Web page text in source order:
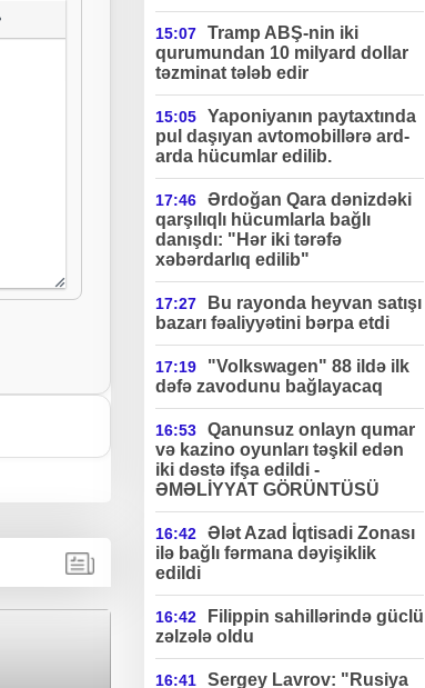
15:07
Tramp ABŞ-nin iki
qurumundan 10 milyard dollar
təzminat tələb edir
15:05
Yaponiyanın paytaxtında
pul daşıyan avtomobillərə ard-
arda hücumlar edilib.
17:46
Ərdoğan Qara dənizdəki
qarşılıqlı hücumlarla bağlı
danışdı: "Hər iki tərəfə
xəbərdarlıq edilib"
17:27
Bu rayonda heyvan satışı
bazarı fəaliyyətini bərpa etdi
17:19
"Volkswagen" 88 ildə ilk
dəfə zavodunu bağlayacaq
16:53
Qanunsuz onlayn qumar
və kazino oyunları təşkil edən
iki dəstə ifşa edildi -
ƏMƏLİYYAT GÖRÜNTÜSÜ
16:42
Ələt Azad İqtisadi Zonası
ilə bağlı fərmana dəyişiklik
edildi
16:42
Filippin sahillərində güclü
zəlzələ oldu
16:41
Sergey Lavrov: "Rusiya